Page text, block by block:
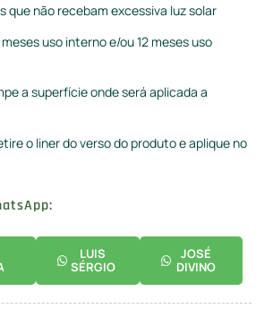
que não recebam excessiva luz solar
uso interno e/ou 12 meses uso
a superfície onde será aplicada a
o liner do verso do produto e aplique no
LUIS
SÉRGIO
JOSÉ
DIVINO